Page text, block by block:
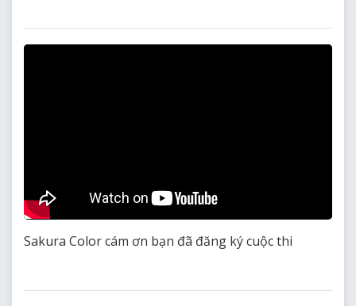
Sakura Color cám ơn bạn đã đăng ký cuộc thi